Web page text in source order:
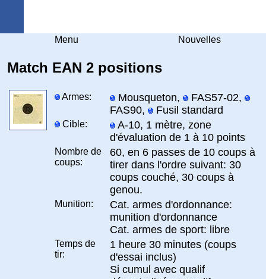
Menu Nouvelles
Match EAN 2 positions
Armes: Mousqueton,
FAS57-02,
FAS90,
Fusil standard
Cible:
A-10, 1 mètre, zone
d'évaluation de 1 à 10 points
Nombre de
coups:
60, en 6 passes de 10 coups à
tirer dans l'ordre suivant: 30
coups couché, 30 coups à
genou.
Munition:
Cat. armes d'ordonnance:
munition d'ordonnance
Cat. armes de sport: libre
Temps de
tir:
1 heure 30 minutes (coups
d'essai inclus)
Si cumul avec qualif